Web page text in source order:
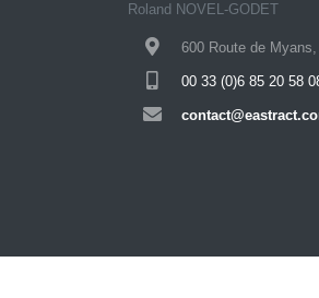
Roland NOVEL-GODET
600 Route de
00 33 (0)6 85 20 58